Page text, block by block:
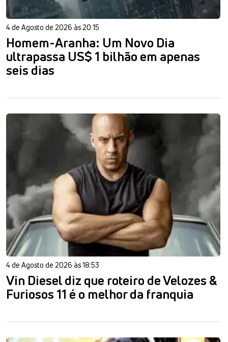
4 de Agosto de 2026 às 20:15
Homem-Aranha: Um Novo Dia
ultrapassa US$ 1 bilhão em apenas
seis dias
4 de Agosto de 2026 às 18:53
Vin Diesel diz que roteiro de Velozes &
Furiosos 11 é o melhor da franquia